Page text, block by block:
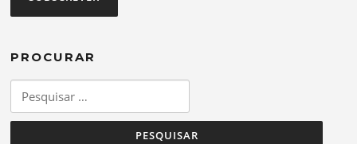
PROCURAR
por: